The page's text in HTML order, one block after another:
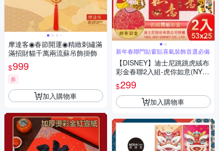
摩達客◉春節開運◉精緻刺繡滿
滿招財貓千萬兩流蘇吊飾掛飾
$999
券
加入購物車
新年春聯門貼窗貼喜氣裝飾首選必備
【DISNEY】迪士尼跳跳虎絨布
彩金春聯2入組-虎你如意(NYT0
207)
$299
加入購物車